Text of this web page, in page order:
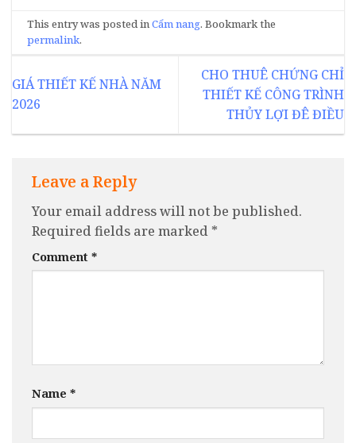
This entry was posted inCẩm nang. Bookmark the
permalink.
GIÁ THIẾT KẾ NHÀ NĂM
2026
CHO THUÊ CHỨNG CHỈ
THIẾT KẾ CÔNG TRÌNH
THỦY LỢI ĐÊ ĐIỀU
Leave a Reply
Your email address will not be published.
Required fields are marked *
Comment *
Name *